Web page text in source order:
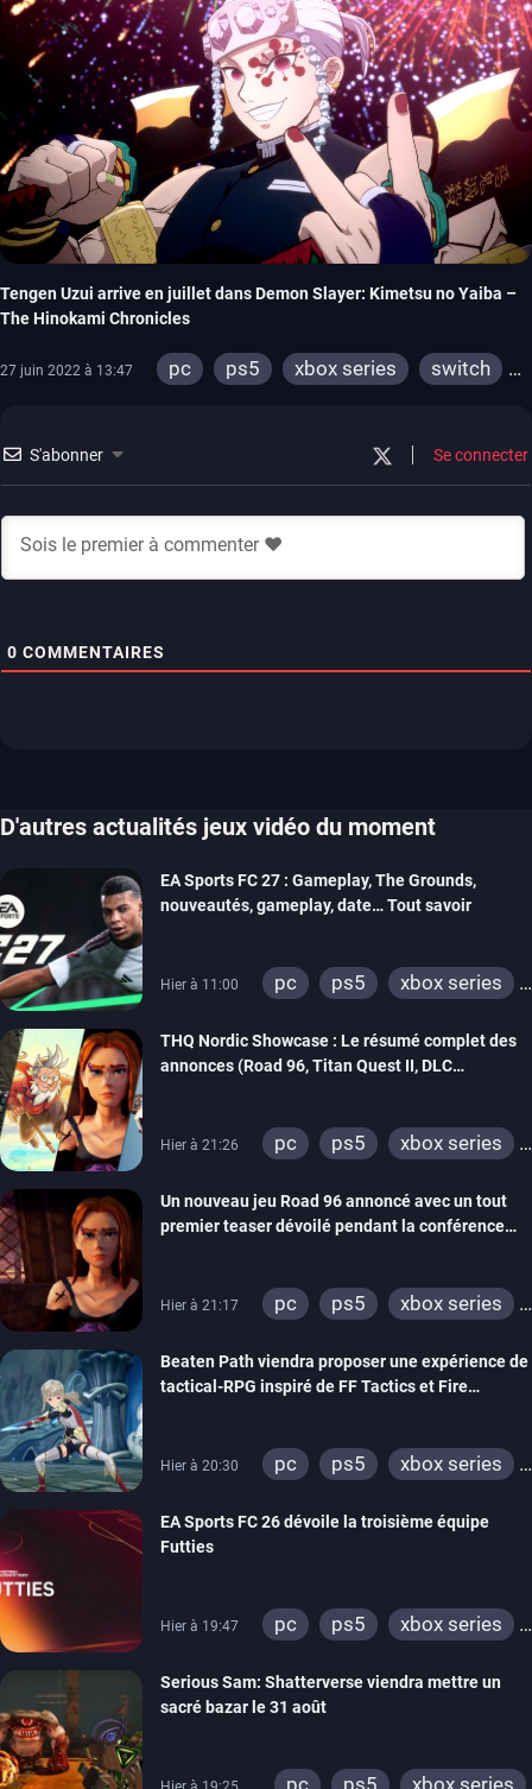
Tengen Uzui arrive en juillet dans Demon Slayer: Kimetsu no Yaiba –
The Hinokami Chronicles
27 juin 2022 à 13:47 pc ps5 xbox series
switch
S'abonner Se connecter
0 COMMENTAIRES
D'autres actualités jeux vidéo du moment
EA Sports FC 27 : Gameplay, The Grounds,
nouveautés, gameplay, date… Tout savoir
Hier à 11:00 pc ps5
xbox series
THQ Nordic Showcase : Le résumé complet des
annonces (Road 96, Titan Quest II, DLC
Hier à 21:26 pc ps5
xbox series
xbox one
switch 2
Un nouveau jeu Road 96 annoncé avec un tout
premier teaser dévoilé pendant la conférence
Hier à 21:17 pc ps5
xbox series
xbox one
Beaten Path viendra proposer une expérience de
tactical-RPG inspiré de FF Tactics et Fire
Hier à 20:30 pc ps5
xbox series
EA Sports FC 26 dévoile la troisième équipe
Futties
Hier à 19:47 pc ps5
xbox series
xbox one
switch 2
Serious Sam: Shatterverse viendra mettre un
sacré bazar le 31 août